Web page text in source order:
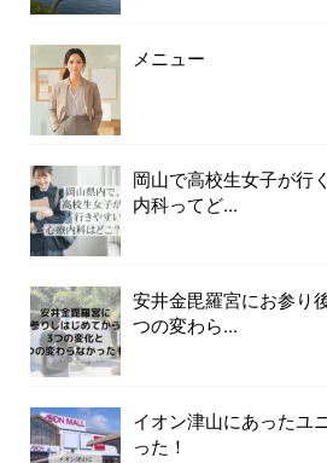
メニュー
岡山で高校生女子が行
内科ってど...
安井金毘羅宮にお参り
つの変わら...
イオン津山にあったユ
った！